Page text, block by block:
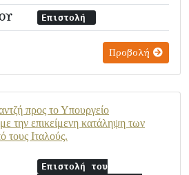
Επιστολή
Προβολή
προς το Υπουργείο
την επικείμενη κατάληψη των
τους Ιταλούς.
Επιστολή του